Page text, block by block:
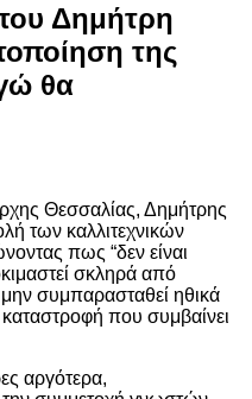
Δημήτρη
της
θα
Θεσσαλίας, Δημήτρης
των καλλιτεχνικών
πως “δεν είναι
σκληρά από
συμπαρασταθεί ηθικά
που συμβαίνει
αργότερα,